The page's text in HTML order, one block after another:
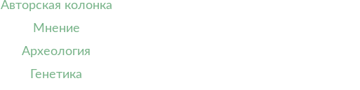
Авторская колонка
Мнение
Археология
Генетика